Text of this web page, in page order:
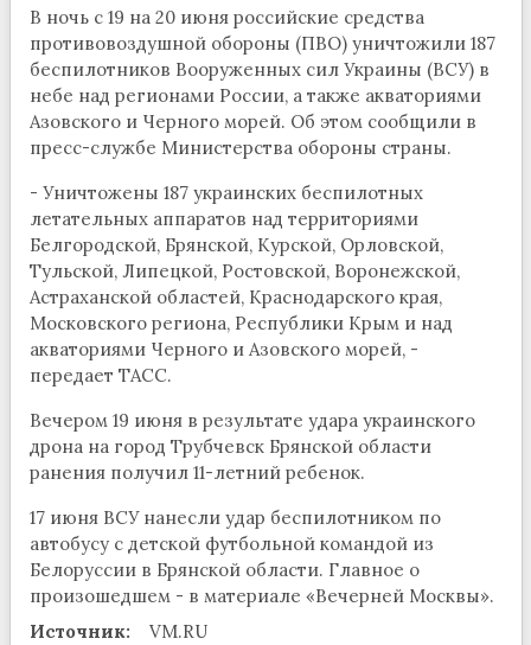
В ночь с 19 на 20 июня российские средства
противовоздушной обороны (ПВО) уничтожили 187
беспилотников Вооруженных сил Украины (ВСУ) в
небе над регионами России, а также акваториями
Азовского и Черного морей. Об этом сообщили в
пресс-службе Министерства обороны страны.
- Уничтожены 187 украинских беспилотных
летательных аппаратов над территориями
Белгородской, Брянской, Курской, Орловской,
Тульской, Липецкой, Ростовской, Воронежской,
Астраханской областей, Краснодарского края,
Московского региона, Республики Крым и над
акваториями Черного и Азовского морей, -
передает ТАСС.
Вечером 19 июня в результате удара украинского
дрона на город Трубчевск Брянской области
ранения получил 11-летний ребенок.
17 июня ВСУ нанесли удар беспилотником по
автобусу с детской футбольной командой из
Белоруссии в Брянской области. Главное о
произошедшем - в материале «Вечерней Москвы».
Источник:
VM.RU